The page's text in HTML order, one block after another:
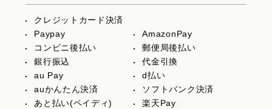
クレジットカード決済
Paypay
AmazonPay
コンビニ後払い
郵便局後払い
銀行振込
代金引換
au Pay
d払い
auかんたん決済
ソフトバンク決済
あと払い(ペイディ)
楽天Pay